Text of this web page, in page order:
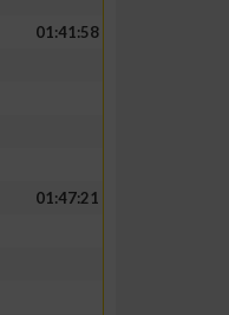
01:41:58
01:47:21